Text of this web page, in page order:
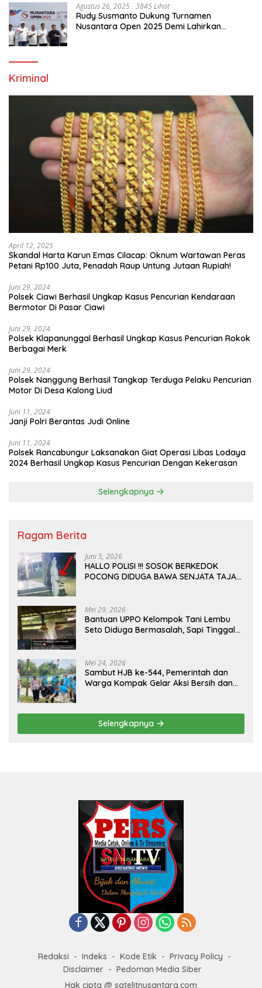
Agustus 26, 2025 3845 Lihat
Rudy Susmanto Dukung Turnamen
Nusantara Open 2025 Demi Lahirkan
Kriminal
April 12, 2025
Skandal Harta Karun Emas Cilacap: Oknum Wartawan Peras
Petani Rp100 Juta, Penadah Raup Untung Jutaan Rupiah!
Juni 29, 2024
Polsek Ciawi Berhasil Ungkap Kasus Pencurian Kendaraan
Bermotor Di Pasar Ciawi
Juni 29, 2024
Polsek Klapanunggal Berhasil Ungkap Kasus Pencurian Rokok
Berbagai Merk
Juni 29, 2024
Polsek Nanggung Berhasil Tangkap Terduga Pelaku Pencurian
Motor Di Desa Kalong Liud
Juni 11, 2024
Janji Polri Berantas Judi Online
Juni 11, 2024
Polsek Rancabungur Laksanakan Giat Operasi Libas Lodaya
2024 Berhasil Ungkap Kasus Pencurian Dengan Kekerasan
Selengkapnya
Ragam Berita
Juni 5, 2026
HALLO POLISI !!! SOSOK BERKEDOK
POCONG DIDUGA BAWA SENJATA TAJAM
Mei 29, 2026
Bantuan UPPO Kelompok Tani Lembu
Seto Diduga Bermasalah, Sapi Tinggal
Mei 24, 2026
Sambut HJB ke-544, Pemerintah dan
Warga Kompak Gelar Aksi Bersih dan
Selengkapnya
Redaksi Indeks Kode Etik
Privacy Policy
Disclaimer
Pedoman Media Siber
Hak cipta @ satelitnusantara.com